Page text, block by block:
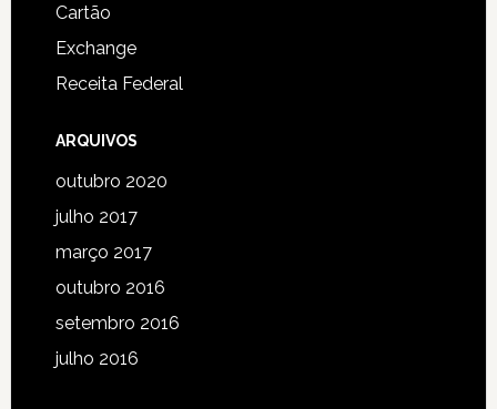
Cartão
Exchange
Receita Federal
ARQUIVOS
outubro 2020
julho 2017
março 2017
outubro 2016
setembro 2016
julho 2016